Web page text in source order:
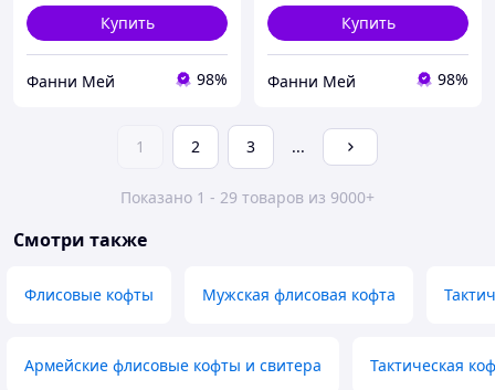
Купить
Фанни Мей 98%
Купить
Фанни Мей 98%
1 2 3 ...
Показано 1 - 29 товаров из 9000+
Смотри также
Флисовые кофты Мужская флисовая кофта
Армейские флисовые кофты и свитера Тактическая